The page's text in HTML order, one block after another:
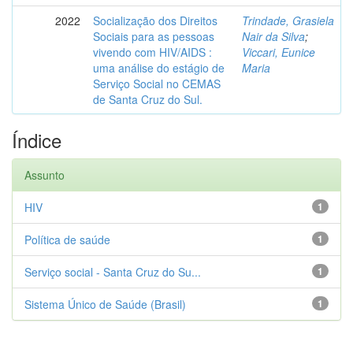
2022
Socialização dos Direitos
Sociais para as pessoas
vivendo com HIV/AIDS :
uma análise do estágio de
Serviço Social no CEMAS
de Santa Cruz do Sul.
Trindade, Grasiela
Nair da Silva;
Viccari, Eunice
Maria
Índice
Assunto
1
HIV
1
Política de saúde
1
Serviço social - Santa Cruz do Su...
1
Sistema Único de Saúde (Brasil)